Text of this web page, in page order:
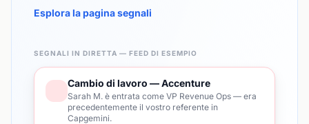
Esplora la pagina segnali
SEGNALI IN DIRETTA — FEED DI ESEMPIO
Cambio di lavoro — Accenture
Sarah M. è entrata come VP Revenue Ops — era
precedentemente il vostro referente in
Capgemini.